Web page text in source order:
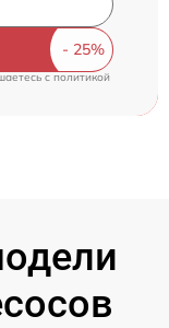
cполитикой